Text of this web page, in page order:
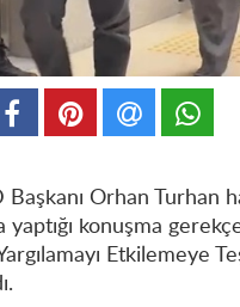
Başkanı Orhan Turhan
yaptığı konuşma
Etkilemeye